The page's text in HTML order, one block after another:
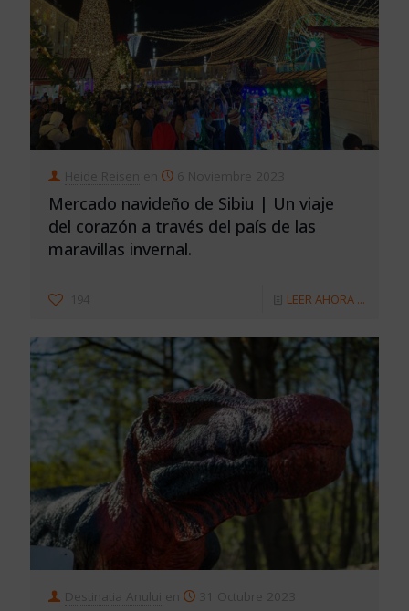
Heide Reisen en 6 Noviembre 2023
Mercado navideño de Sibiu | Un viaje
del corazón a través del país de las
maravillas invernal.
194 LEER AHORA ...
Destinatia Anului en 31 Octubre 2023